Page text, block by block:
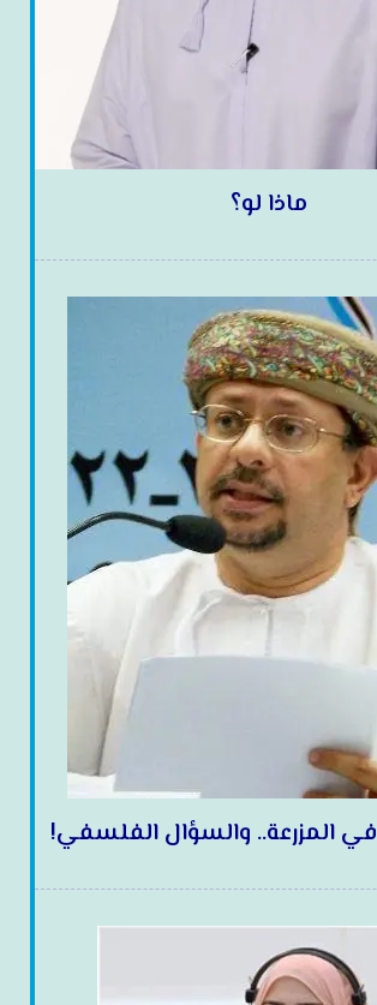
ماذا لو؟
في المزرعة.. والسؤال الفلسفي!